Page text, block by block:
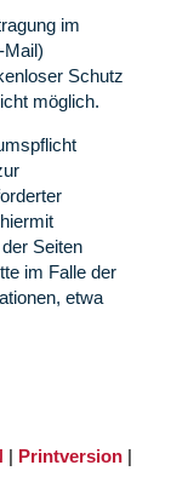
im
Mail)
Schutz
möglich.
Seiten
im Falle der
etwa
| Printversion|